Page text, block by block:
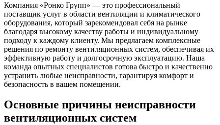
Компания «Ронко Групп» — это профессиональный
поставщик услуг в области вентиляции и климатического
оборудования, который зарекомендовал себя на рынке
благодаря высокому качеству работы и индивидуальному
подходу к каждому клиенту. Мы предлагаем комплексные
решения по ремонту вентиляционных систем, обеспечивая их
эффективную работу и долгосрочную эксплуатацию. Наша
команда опытных специалистов готова быстро и качественно
устранить любые неисправности, гарантируя комфорт и
безопасность в вашем помещении.
Основные причины неисправности
вентиляционных систем